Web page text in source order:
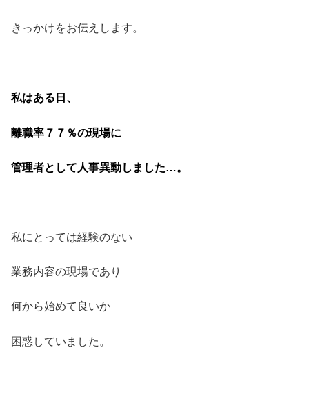
きっかけをお伝えします。
私はある日、
離職率７７％の現場に
管理者として人事異動しました…。
私にとっては経験のない
業務内容の現場であり
何から始めて良いか
困惑していました。